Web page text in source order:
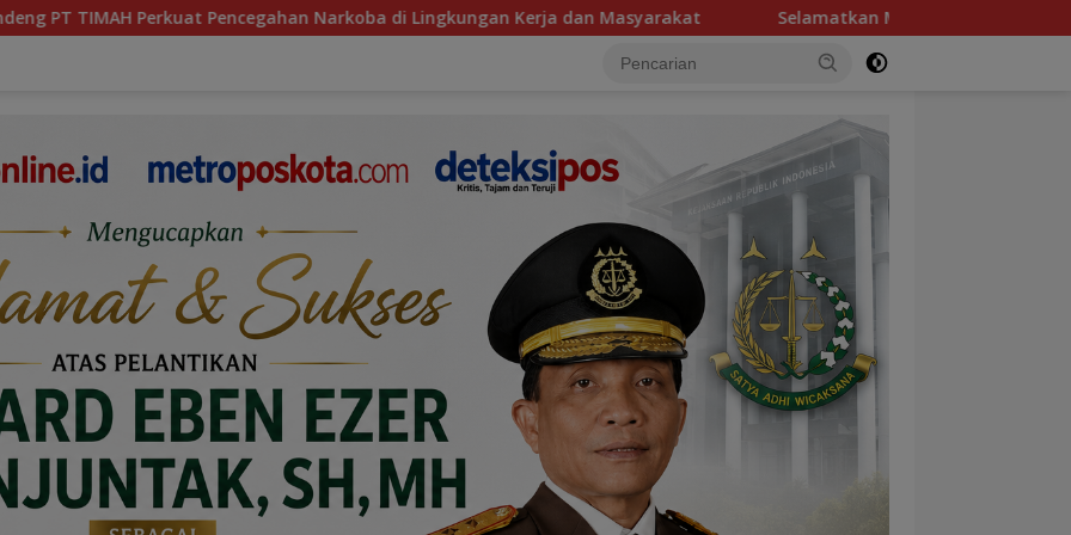
Narkoba di Lingkungan Kerja dan Masyarakat Selamatkan Mualem dari Para Penjilat demi Aceh Islami,